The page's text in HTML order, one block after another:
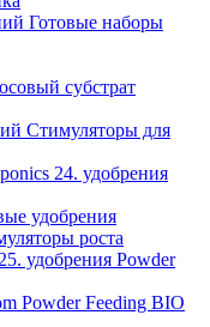
Готовые наборы
субстрат
Стимуляторы для
24. удобрения
удобрения
роста
25. удобрения Powder
Powder Feeding BIO